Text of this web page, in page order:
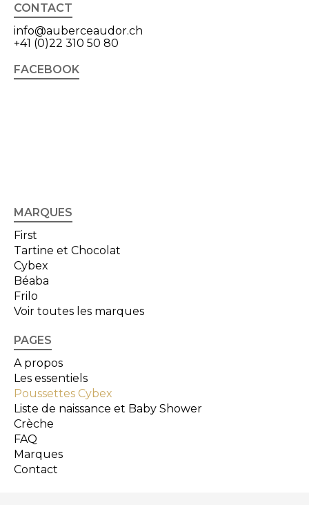
CONTACT
info@auberceaudor.ch
+41 (0)22 310 50 80
FACEBOOK
MARQUES
First
Tartine et Chocolat
Cybex
Béaba
Frilo
Voir toutes les marques
PAGES
A propos
Les essentiels
Poussettes Cybex
Liste de naissance et Baby Shower
Crèche
FAQ
Marques
Contact